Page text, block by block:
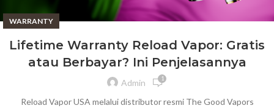
WARRANTY
Lifetime Warranty Reload Vapor: Gratis
atau Berbayar? Ini Penjelasannya
Admin 1
Reload Vapor USA melalui distributor resmi The Good Vapors